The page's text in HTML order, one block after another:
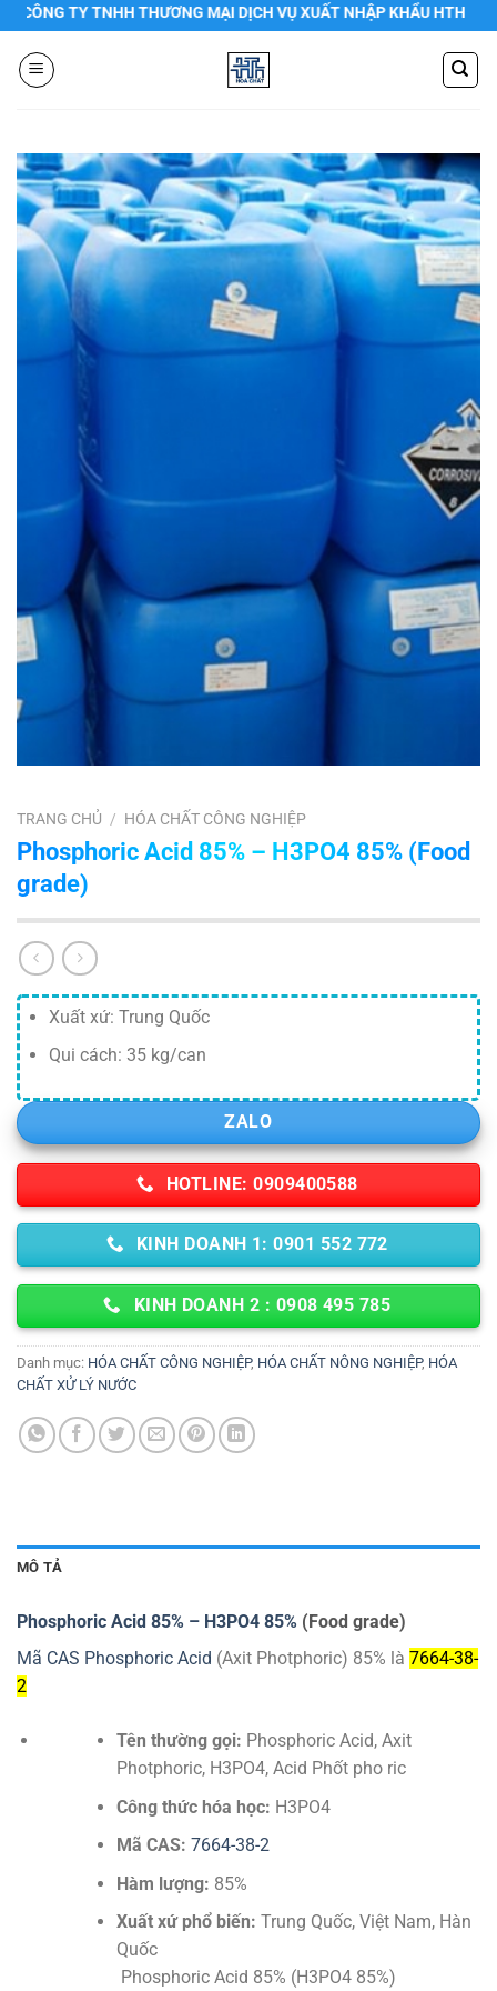
Chuyển
nội
TY TNHH THƯƠNG MẠI DỊCH VỤ XUẤT NHẬP KHẨU HTH
TRANG CHỦ / HÓA CHẤT CÔNG NGHIỆP
Phosphoric Acid 85% – H3PO4 85% (Food
grade)
Xuất xứ: Trung Quốc
Qui cách: 35 kg/can
ZALO
HOTLINE: 0909400588
KINH DOANH 1: 0901 552 772
KINH DOANH 2 : 0908 495 785
Danh mục: HÓA CHẤT CÔNG NGHIỆP, HÓA CHẤT NÔNG NGHIỆP, HÓA
CHẤT XỬ LÝ NƯỚC
MÔ TẢ
Phosphoric Acid 85% – H3PO4 85% (Food grade)
Mã CAS Phosphoric Acid (Axit Photphoric) 85% là 7664-38-
2
Tên thường gọi: Phosphoric Acid, Axit
Photphoric, H3PO4, Acid Phốt pho ric
Công thức hóa học: H3PO4
Mã CAS: 7664-38-2
Hàm lượng: 85%
Xuất xứ phổ biến: Trung Quốc, Việt Nam, Hàn
Quốc
Phosphoric Acid 85% (H3PO4 85%)